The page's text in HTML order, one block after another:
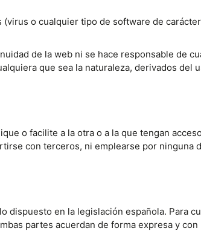
o cualquier tipo de software de
de la web ni se hace responsable de
que sea la naturaleza, derivados del
o facilite a la otra o a la que tengan
con terceros, ni emplearse por ninguna
dispuesto en la legislación española. Para
partes acuerdan de forma expresa y